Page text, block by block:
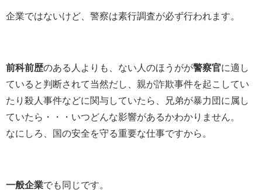
企業ではないけど、警察は素行調査が必ず行われます。
前科前歴のある人よりも、ない人のほうがが警察官に適し
ていると判断されて当然だし、親が詐欺事件を起こしてい
たり殺人事件などに関与していたら、兄弟が暴力団に属し
ていたら・・・いつどんな影響があるかわかりません。
なにしろ、国の安全を守る重要な仕事ですから。
一般企業でも同じです。